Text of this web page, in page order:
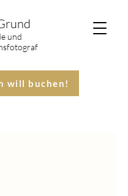
und
will buchen!